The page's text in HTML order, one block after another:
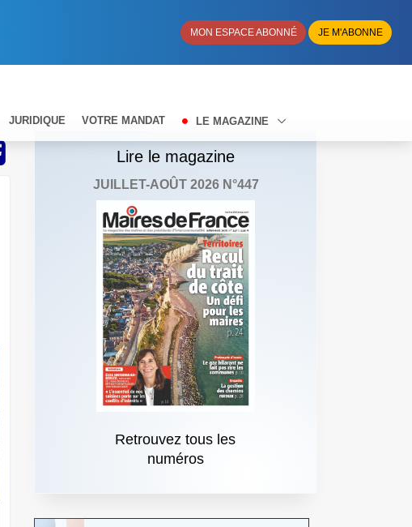
MON ESPACE ABONNÉ JE M'ABONNE
JURIDIQUE VOTRE MANDAT LE MAGAZINE
Lire le magazine
JUILLET-AOÛT 2026 N°447
Retrouvez tous les
numéros